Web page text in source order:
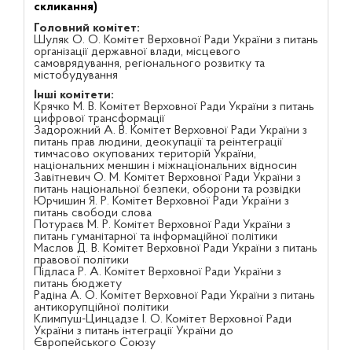
скликання)
Головний комітет:
Шуляк О. О. Комітет Верховної Ради України з питань
організації державної влади, місцевого
самоврядування, регіонального розвитку та
містобудування
Інші комітети:
Крячко М. В. Комітет Верховної Ради України з питань
цифрової трансформації
Задорожний А. В. Комітет Верховної Ради України з
питань прав людини, деокупації та реінтеграції
тимчасово окупованих територій України,
національних меншин і міжнаціональних відносин
Завітневич О. М. Комітет Верховної Ради України з
питань національної безпеки, оборони та розвідки
Юрчишин Я. Р. Комітет Верховної Ради України з
питань свободи слова
Потураєв М. Р. Комітет Верховної Ради України з
питань гуманітарної та інформаційної політики
Маслов Д. В. Комітет Верховної Ради України з питань
правової політики
Підласа Р. А. Комітет Верховної Ради України з
питань бюджету
Радіна А. О. Комітет Верховної Ради України з питань
антикорупційної політики
Климпуш-Цинцадзе І. О. Комітет Верховної Ради
України з питань інтеграції України до
Європейського Союзу